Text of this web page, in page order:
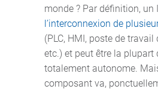
monde ? Par définition, un
l’interconnexion de
(PLC, HMI, poste de travail
etc.) et peut être la plupart
totalement autonome.
composant va,